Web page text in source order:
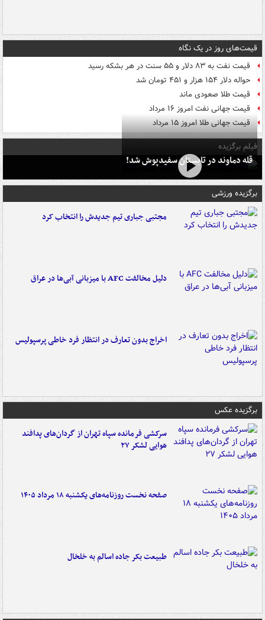
قیمت‌های روز در یک نگاه
قیمت نفت به ۸۳ دلار و ۵۵ سنت در هر بشکه رسید
حواله دلار ۱۵۴ هزار و ۴۵۱ تومان شد
قیمت طلا صعودی ماند
قیمت جهانی نفت امروز ۱۶ مرداد
قیمت جهانی طلا امروز ۱۵ مرداد
فیلم برگزیده
قله دماوند در تابستان سفیدپوش شد!
برگزیده ورزشی
مجتبی جباری تیم جدیدش را انتخاب کرد
دلیل مخالفت AFC با میزبانی آبی‌ها در عراق
اخراج بدون تعارف در انتظار فرد خاطی پرسپولیس
برگزیده عکس
سرکشی فرمانده سپاه تهران از گردان‌های پدافند
هوایی لشکر ۲۷
صفحه نخست روزنامه‌های یکشنبه ۱۸ مرداد ۱۴۰۵
طبیعت بکر جاده اسالم به خلخال